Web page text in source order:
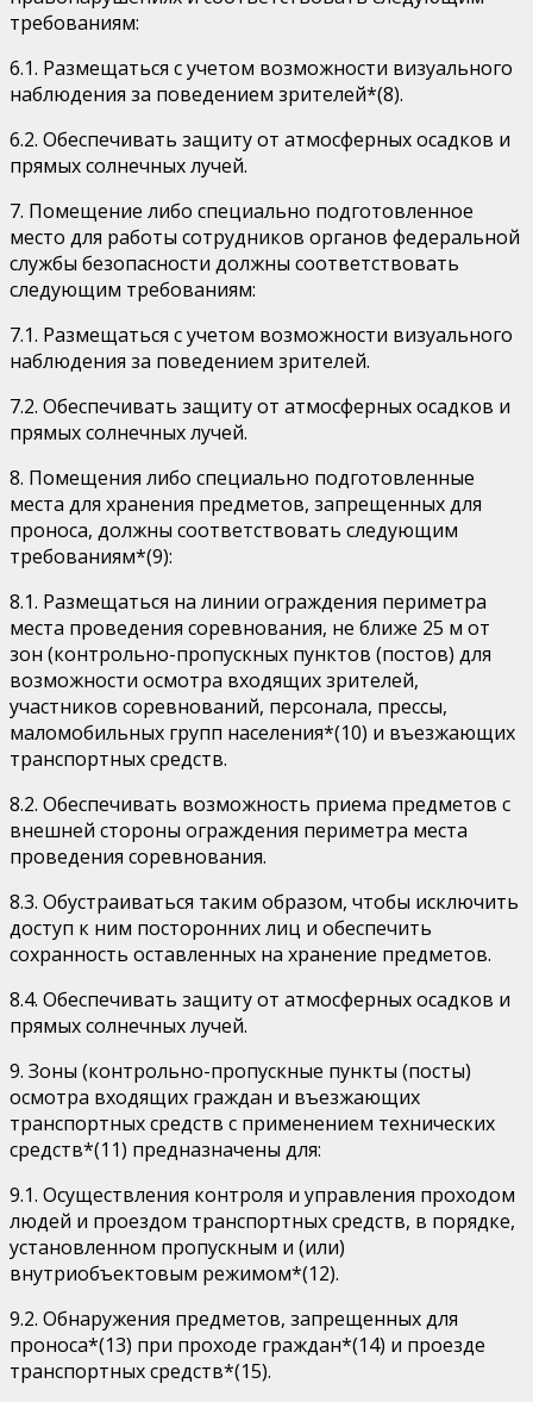
требованиям:
6.1. Размещаться с учетом возможности визуального
наблюдения за поведением зрителей*(8).
6.2. Обеспечивать защиту от атмосферных осадков и
прямых солнечных лучей.
7. Помещение либо специально подготовленное
место для работы сотрудников органов федеральной
службы безопасности должны соответствовать
следующим требованиям:
7.1. Размещаться с учетом возможности визуального
наблюдения за поведением зрителей.
7.2. Обеспечивать защиту от атмосферных осадков и
прямых солнечных лучей.
8. Помещения либо специально подготовленные
места для хранения предметов, запрещенных для
проноса, должны соответствовать следующим
требованиям*(9):
8.1. Размещаться на линии ограждения периметра
места проведения соревнования, не ближе 25 м от
зон (контрольно-пропускных пунктов (постов) для
возможности осмотра входящих зрителей,
участников соревнований, персонала, прессы,
маломобильных групп населения*(10) и въезжающих
транспортных средств.
8.2. Обеспечивать возможность приема предметов с
внешней стороны ограждения периметра места
проведения соревнования.
8.3. Обустраиваться таким образом, чтобы исключить
доступ к ним посторонних лиц и обеспечить
сохранность оставленных на хранение предметов.
8.4. Обеспечивать защиту от атмосферных осадков и
прямых солнечных лучей.
9. Зоны (контрольно-пропускные пункты (посты)
осмотра входящих граждан и въезжающих
транспортных средств с применением технических
средств*(11) предназначены для:
9.1. Осуществления контроля и управления проходом
людей и проездом транспортных средств, в порядке,
установленном пропускным и (или)
внутриобъектовым режимом*(12).
9.2. Обнаружения предметов, запрещенных для
проноса*(13) при проходе граждан*(14) и проезде
транспортных средств*(15).